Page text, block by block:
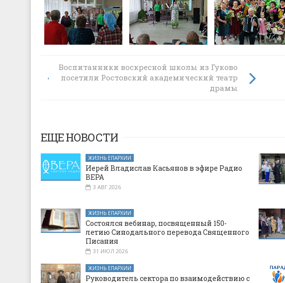
В Нижнекалиновском СДК была проведена
познавательная программа «Троицы
Воспитанники воскресной школы из Гуково
посетили Ростовский академический театр
драмы
ЕЩЕ НОВОСТИ
ЖИЗНЬ ЕПАРХИИ
Иерей Владислав Касьянов в эфире Радио
ВЕРА
3 АВГ 2026
ЖИЗНЬ ЕПАРХИИ
Состоялся вебинар, посвященный 150-
летию Синодального перевода Священного
Писания
31 ИЮЛ 2026
ЖИЗНЬ ЕПАРХИИ
Руководитель сектора по взаимодействию с